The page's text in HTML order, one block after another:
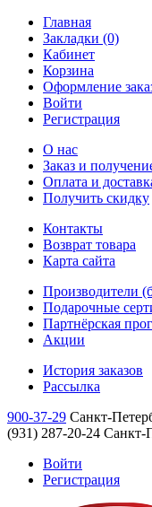
Главная
Закладки (0)
Кабинет
Корзина
Оформление
Войти
Регистрация
О нас
Заказ и
Оплата и
Получить скидку
Контакты
Возврат товара
Карта сайта
Производители
Подарочные
Партнёрская
Акции
История заказов
Рассылка
900-37-29 Санкт-
(931) 287-20-24 Санкт-
Войти
Регистрация